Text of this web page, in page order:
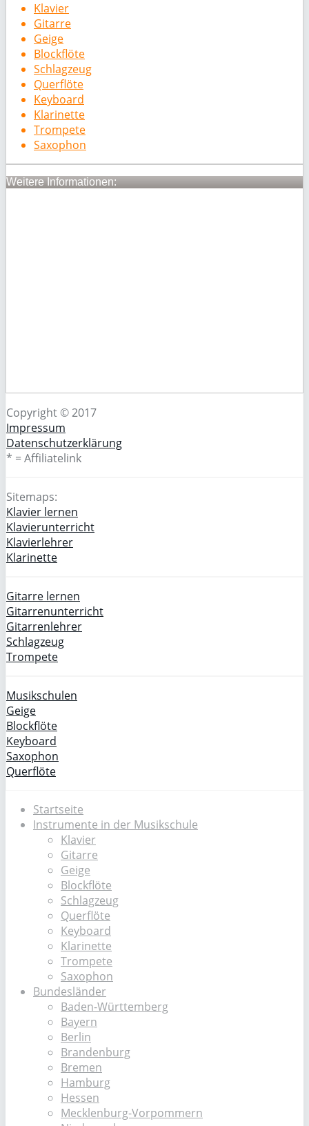
Klavier
Gitarre
Geige
Blockflöte
Schlagzeug
Querflöte
Keyboard
Klarinette
Trompete
Saxophon
Weitere Informationen:
Copyright © 2017
Impressum
Datenschutzerklärung
* = Affiliatelink
Sitemaps:
Klavier lernen
Klavierunterricht
Klavierlehrer
Klarinette
Gitarre lernen
Gitarrenunterricht
Gitarrenlehrer
Schlagzeug
Trompete
Musikschulen
Geige
Blockflöte
Keyboard
Saxophon
Querflöte
Startseite
Instrumente in der Musikschule
Klavier
Gitarre
Geige
Blockflöte
Schlagzeug
Querflöte
Keyboard
Klarinette
Trompete
Saxophon
Bundesländer
Baden-Württemberg
Bayern
Berlin
Brandenburg
Bremen
Hamburg
Hessen
Mecklenburg-Vorpommern